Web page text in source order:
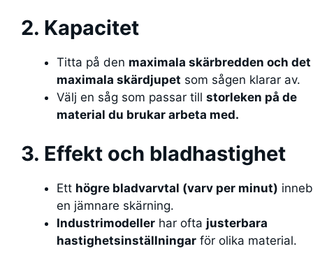
2. Kapacitet
Titta på den maximala skärbredden och det
maximala skärdjupet som sågen klarar av.
Välj en såg som passar till storleken på de
material du brukar arbeta med.
3. Effekt och bladhastighet
Ett högre bladvarvtal (varv per minut)
en jämnare skärning.
Industrimodeller har ofta justerbara
hastighetsinställningar för olika material.